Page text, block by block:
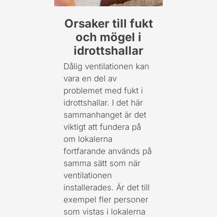
Orsaker till fukt
och mögel i
idrottshallar
Dålig ventilationen kan
vara en del av
problemet med fukt i
idrottshallar. I det här
sammanhanget är det
viktigt att fundera på
om lokalerna
fortfarande används på
samma sätt som när
ventilationen
installerades. Är det till
exempel fler personer
som vistas i lokalerna